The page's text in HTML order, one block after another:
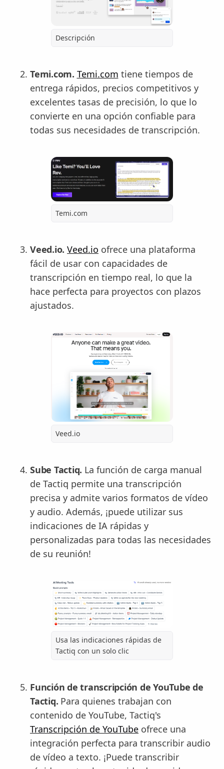
Descripción
Temi.com. Temi.com tiene tiempos de
entrega rápidos, precios competitivos y
excelentes tasas de precisión, lo que lo
convierte en una opción confiable para
todas sus necesidades de transcripción.
Temi.com
Veed.io. Veed.io ofrece una plataforma
fácil de usar con capacidades de
transcripción en tiempo real, lo que la
hace perfecta para proyectos con plazos
ajustados.
Veed.io
Sube Tactiq. La función de carga manual
de Tactiq permite una transcripción
precisa y admite varios formatos de vídeo
y audio. Además, ¡puede utilizar sus
indicaciones de IA rápidas y
personalizadas para todas las necesidades
de su reunión!
Usa las indicaciones rápidas de
Tactiq con un solo clic
Función de transcripción de YouTube de
Tactiq. Para quienes trabajan con
contenido de YouTube, Tactiq's
Transcripción de YouTube ofrece una
integración perfecta para transcribir audio
de vídeo a texto. ¡Puede transcribir